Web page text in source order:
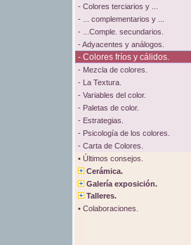
- Colores terciarios y ...
- ... complementarios y ...
- ...Comple. secundarios.
- Adyacentes y análogos.
- Colores fríos y cálidos.
- Mezcla de colores.
- La Textura.
- Variables del color.
- Paletas de color.
- Estrategias.
- Psicología de los colores.
- Carta de Colores.
• Últimos consejos.
Cerámica.
Galería exposición.
Talleres.
• Colaboraciones.